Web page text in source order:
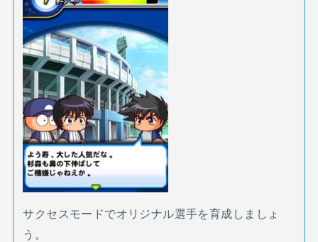
サクセスモードでオリジナル選手を育成しましょ
う。